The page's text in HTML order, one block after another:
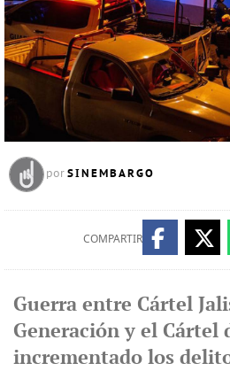
por SINEMBARGO
COMPARTIR
Guerra entre Cártel
Generación y el Cártel
incrementado los